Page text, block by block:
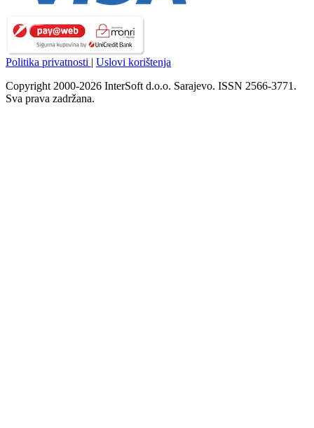
Politika privatnosti | Uslovi korištenja
Copyright 2000-2026 InterSoft d.o.o. Sarajevo. ISSN 2566-3771.
Sva prava zadržana.